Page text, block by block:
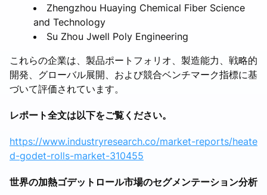
Zhengzhou Huaying Chemical Fiber Science
and Technology
Su Zhou Jwell Poly Engineering
これらの企業は、製品ポートフォリオ、製造能力、戦略的
開発、グローバル展開、および競合ベンチマーク指標に基
づいて評価されています。
レポート全文は以下をご覧ください。
https://www.industryresearch.co/market-reports/heate
d-godet-rolls-market-310455
世界の加熱ゴデットロール市場のセグメンテーション分析